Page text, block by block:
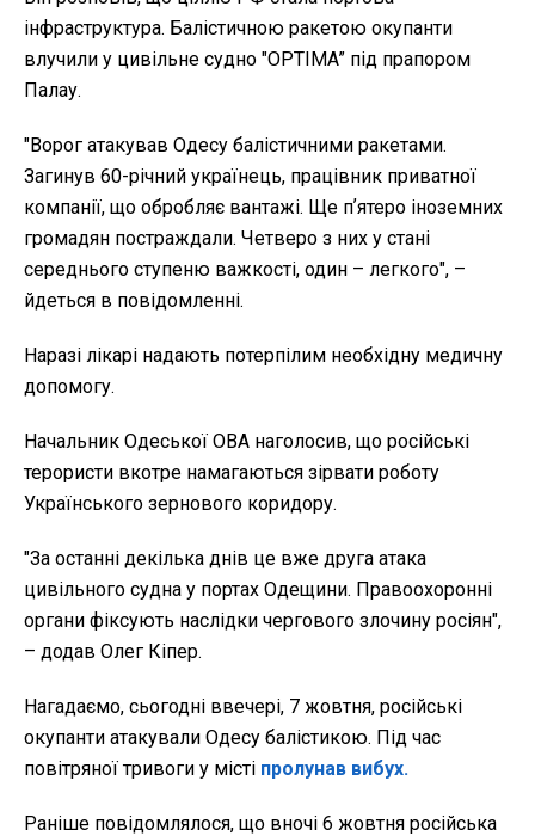
інфраструктура. Балістичною ракетою окупанти
влучили у цивільне судно "OPTIMA” під прапором
Палау.
"Ворог атакував Одесу балістичними ракетами.
Загинув 60-річний українець, працівник приватної
компанії, що обробляє вантажі. Ще пʼятеро іноземних
громадян постраждали. Четверо з них у стані
середнього ступеню важкості, один – легкого", –
йдеться в повідомленні.
Наразі лікарі надають потерпілим необхідну медичну
допомогу.
Начальник Одеської ОВА наголосив, що російські
терористи вкотре намагаються зірвати роботу
Українського зернового коридору.
"За останні декілька днів це вже друга атака
цивільного судна у портах Одещини. Правоохоронні
органи фіксують наслідки чергового злочину росіян",
– додав Олег Кіпер.
Нагадаємо, сьогодні ввечері, 7 жовтня, російські
окупанти атакували Одесу балістикою. Під час
повітряної тривоги у місті пролунав вибух.
Раніше повідомлялося, що вночі 6 жовтня російська